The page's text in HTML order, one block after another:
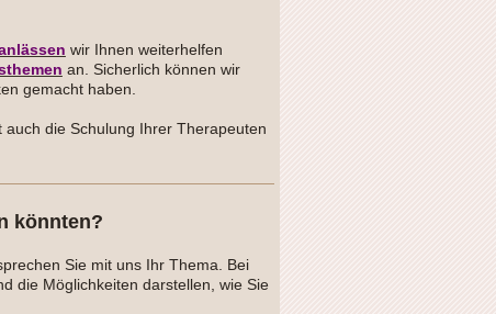
wir Ihnen weiterhelfen
an. Sicherlich können wir
gemacht haben.
die Schulung Ihrer Therapeuten
könnten?
Sie mit uns Ihr Thema. Bei
die Möglichkeiten darstellen, wie Sie